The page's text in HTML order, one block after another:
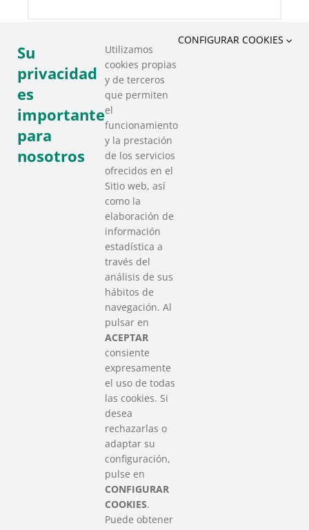
COMPARTIR ESTE EVENTO
SAREEN SAREA
Asociación que agrupa a las redes
del Tercer Sector Social en Euskadi
Contacto
info@sareensarea.eu
Iparraguirre, 9 lonja – 48009 Bilbao
946 569 230
Colabora
Su
privacidad
es
importante
para
nosotros
Utilizamos
cookies propias
y de terceros
que permiten
el
funcionamiento
y la prestación
de los servicios
ofrecidos en el
Sitio web, así
como la
elaboración de
información
estadística a
través del
análisis de sus
hábitos de
navegación. Al
pulsar en
ACEPTAR
consiente
expresamente
el uso de todas
las cookies. Si
desea
rechazarlas o
adaptar su
configuración,
pulse en
CONFIGURAR
COOKIES.
Puede obtener
CONFIGURAR COOKIES